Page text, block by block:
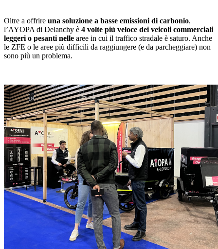
Oltre a offrire una soluzione a basse emissioni di carbonio,
l’AYOPA di Delanchy è 4 volte più veloce dei veicoli commerciali
leggeri o pesanti nelle aree in cui il traffico stradale è saturo. Anche
le ZFE o le aree più difficili da raggiungere (e da parcheggiare) non
sono più un problema.